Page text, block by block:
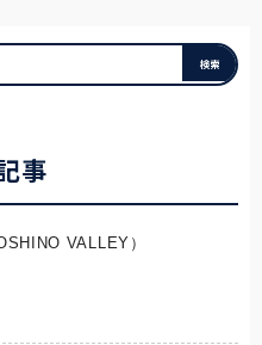
事
VALLEY）